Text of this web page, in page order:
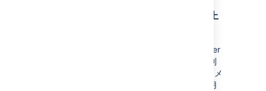
Docker イメージを使用して俊敏性を向上
開発をスピードアップするために、Data Center
を利
用することができます。Docker コンテナー イメ
ージを Data Center デプロイの一部として使用